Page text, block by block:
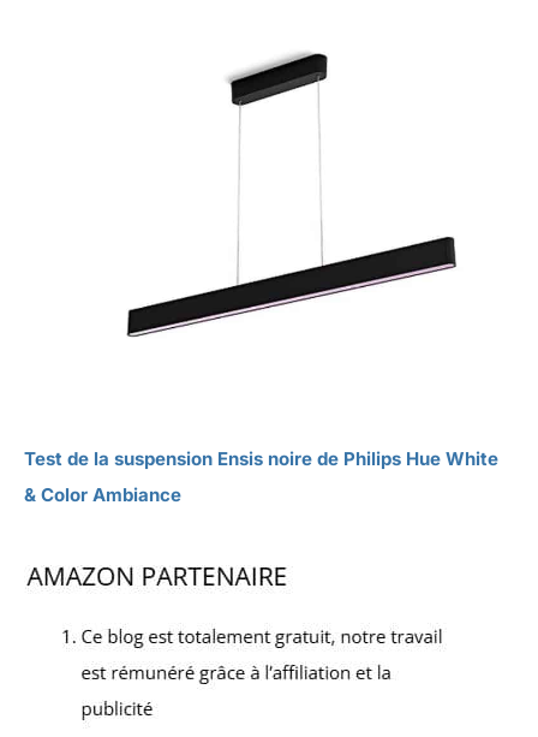
Test de la suspension Ensis noire de Philips Hue White
& Color Ambiance